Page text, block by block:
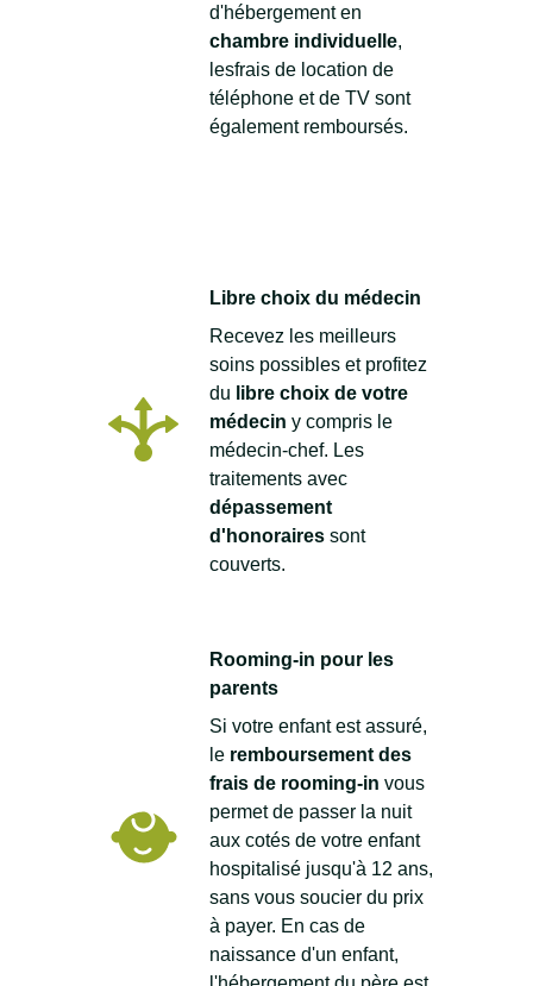
d'hébergement en
chambre individuelle,
lesfrais de location de
téléphone et de TV sont
également remboursés.
Libre choix du médecin
Recevez les meilleurs
soins possibles et profitez
du libre choix de votre
médecin y compris le
médecin-chef. Les
traitements avec
dépassement
d'honoraires sont
couverts.
Rooming-in pour les
parents
Si votre enfant est assuré,
le remboursement des
frais de rooming-in vous
permet de passer la nuit
aux cotés de votre enfant
hospitalisé jusqu'à 12 ans,
sans vous soucier du prix
à payer. En cas de
naissance d'un enfant,